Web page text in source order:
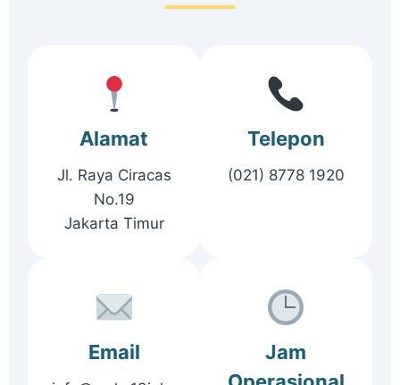
Alamat
Jl. Raya Ciracas
No.19
Jakarta Timur
Telepon
(021) 8778 1920
Email
Jam